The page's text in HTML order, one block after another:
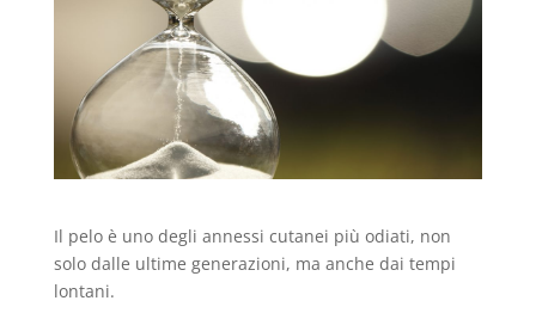
Il pelo è uno degli annessi cutanei più odiati, non
solo dalle ultime generazioni, ma anche dai tempi
lontani.